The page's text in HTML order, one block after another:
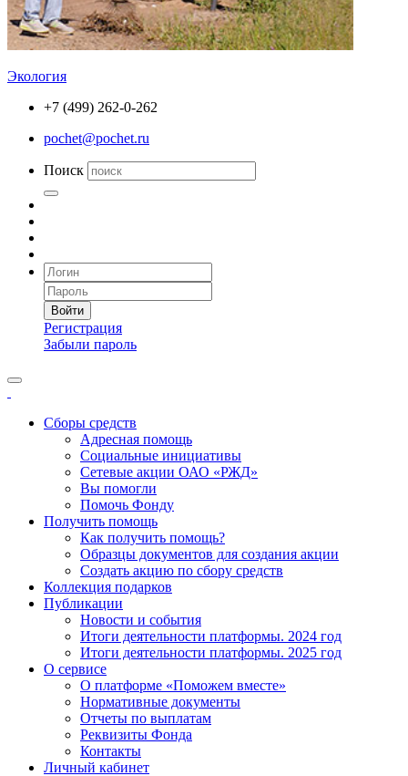
Экология
+7 (499) 262-0-262
pochet@pochet.ru
Поиск
Войти
Регистрация
Забыли пароль
Сборы средств
Адресная помощь
Социальные инициативы
Сетевые акции ОАО «РЖД»
Вы помогли
Помочь Фонду
Получить помощь
Как получить помощь?
Образцы документов для создания акции
Создать акцию по сбору средств
Коллекция подарков
Публикации
Новости и события
Итоги деятельности платформы. 2024 год
Итоги деятельности платформы. 2025 год
О сервисе
О платформе «Поможем вместе»
Нормативные документы
Отчеты по выплатам
Реквизиты Фонда
Контакты
Личный кабинет